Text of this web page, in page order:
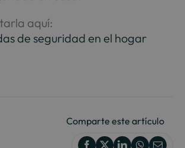
aquí:
de seguridad en el hogar
Comparte este artículo